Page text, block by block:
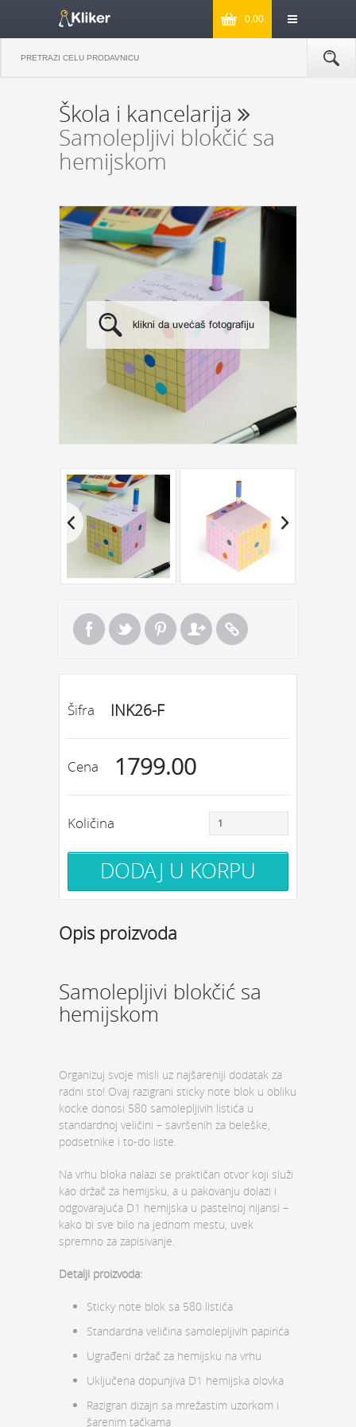
0.00
Škola i kancelarija
Samolepljivi blokčić sa
hemijskom
Šifra INK26-F
Cena 1799.00
Količina
Opis proizvoda
Samolepljivi blokčić sa
hemijskom
Organizuj svoje misli uz najšareniji dodatak za
radni sto! Ovaj razigrani sticky note blok u obliku
kocke donosi 580 samolepljivih listića u
standardnoj veličini – savršenih za beleške,
podsetnike i to-do liste.
Na vrhu bloka nalazi se praktičan otvor koji služi
kao držač za hemijsku, a u pakovanju dolazi i
odgovarajuća D1 hemijska u pastelnoj nijansi –
kako bi sve bilo na jednom mestu, uvek
spremno za zapisivanje.
Detalji proizvoda:
Sticky note blok sa 580 listića
Standardna veličina samolepljivih papirića
Ugrađeni držač za hemijsku na vrhu
Uključena dopunjiva D1 hemijska olovka
Razigran dizajn sa mrežastim uzorkom i
šarenim tačkama